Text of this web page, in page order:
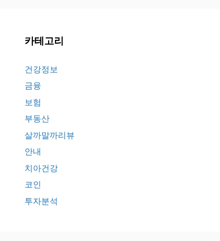
카테고리
건강정보
금융
보험
부동산
살까말까리뷰
안내
치아건강
코인
투자분석